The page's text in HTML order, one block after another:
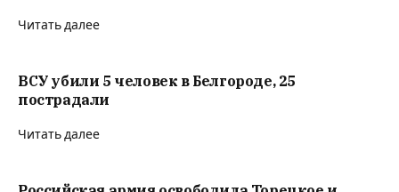
Читать далее
ВСУ убили 5 человек в Белгороде, 25
пострадали
Читать далее